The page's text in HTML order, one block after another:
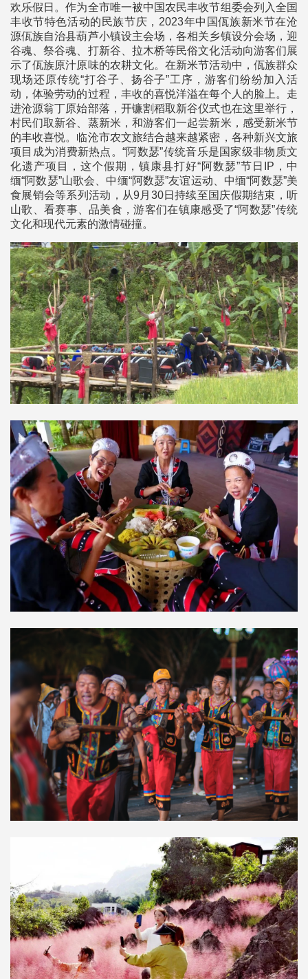
欢乐假日。作为全市唯一被中国农民丰收节组委会列入全国
丰收节特色活动的民族节庆，2023年中国佤族新米节在沧
源佤族自治县葫芦小镇设主会场，各相关乡镇设分会场，迎
谷魂、祭谷魂、打新谷、拉木桥等民俗文化活动向游客们展
示了佤族原汁原味的农耕文化。在新米节活动中，佤族群众
现场还原传统“打谷子、扬谷子”工序，游客们纷纷加入活
动，体验劳动的过程，丰收的喜悦洋溢在每个人的脸上。走
进沧源翁丁原始部落，开镰割稻取新谷仪式也在这里举行，
村民们取新谷、蒸新米，和游客们一起尝新米，感受新米节
的丰收喜悦。临沧市农文旅结合越来越紧密，各种新兴文旅
项目成为消费新热点。“阿数瑟”传统音乐是国家级非物质文
化遗产项目，这个假期，镇康县打好“阿数瑟”节日IP，中
缅“阿数瑟”山歌会、中缅“阿数瑟”友谊运动、中缅“阿数瑟”美
食展销会等系列活动，从9月30日持续至国庆假期结束，听
山歌、看赛事、品美食，游客们在镇康感受了“阿数瑟”传统
文化和现代元素的激情碰撞。